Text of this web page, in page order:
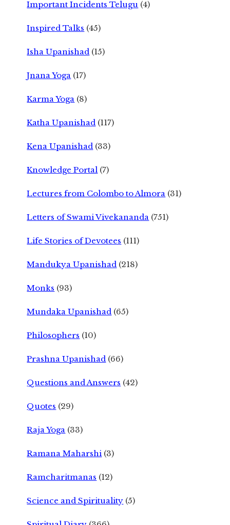
Important Incidents Telugu (4)
Inspired Talks (45)
Isha Upanishad (15)
Jnana Yoga (17)
Karma Yoga (8)
Katha Upanishad (117)
Kena Upanishad (33)
Knowledge Portal (7)
Lectures from Colombo to Almora (31)
Letters of Swami Vivekananda (751)
Life Stories of Devotees (111)
Mandukya Upanishad (218)
Monks (93)
Mundaka Upanishad (65)
Philosophers (10)
Prashna Upanishad (66)
Questions and Answers (42)
Quotes (29)
Raja Yoga (33)
Ramana Maharshi (3)
Ramcharitmanas (12)
Science and Spirituality (5)